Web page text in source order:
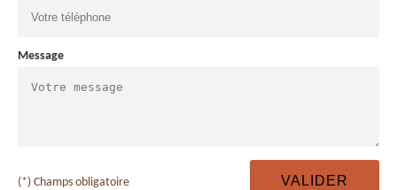
Message
(*) Champs obligatoire